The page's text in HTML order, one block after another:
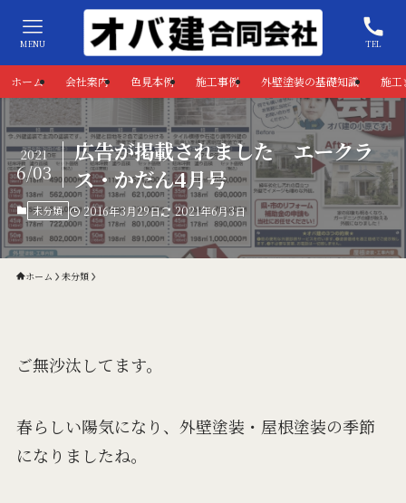
TEL
MENU
ホーム 会社案内 色見本例 施工事例 外壁塗装の基礎知識 施工
広告が掲載されました エークラ
ス・かだん4月号
2021
6/03
未分類 2016年3月29日 2021年6月3日
ホーム 未分類
ご無沙汰してます。
春らしい陽気になり、外壁塗装・屋根塗装の季節
になりましたね。